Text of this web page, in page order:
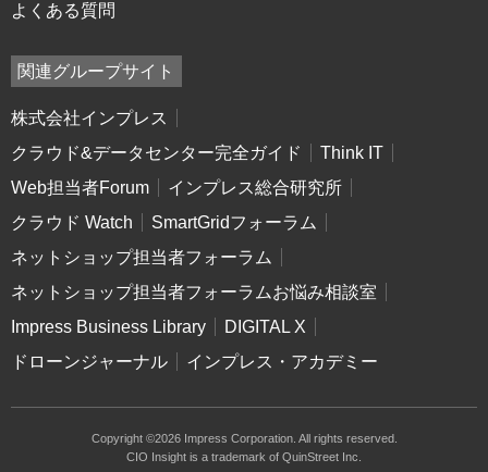
よくある質問
関連グループサイト
株式会社インプレス
クラウド&データセンター完全ガイド
Think IT
Web担当者Forum
インプレス総合研究所
クラウド Watch
SmartGridフォーラム
ネットショップ担当者フォーラム
ネットショップ担当者フォーラムお悩み相談室
Impress Business Library
DIGITAL X
ドローンジャーナル
インプレス・アカデミー
Copyright ©2026 Impress Corporation. All rights reserved.
CIO Insight is a trademark of QuinStreet Inc.